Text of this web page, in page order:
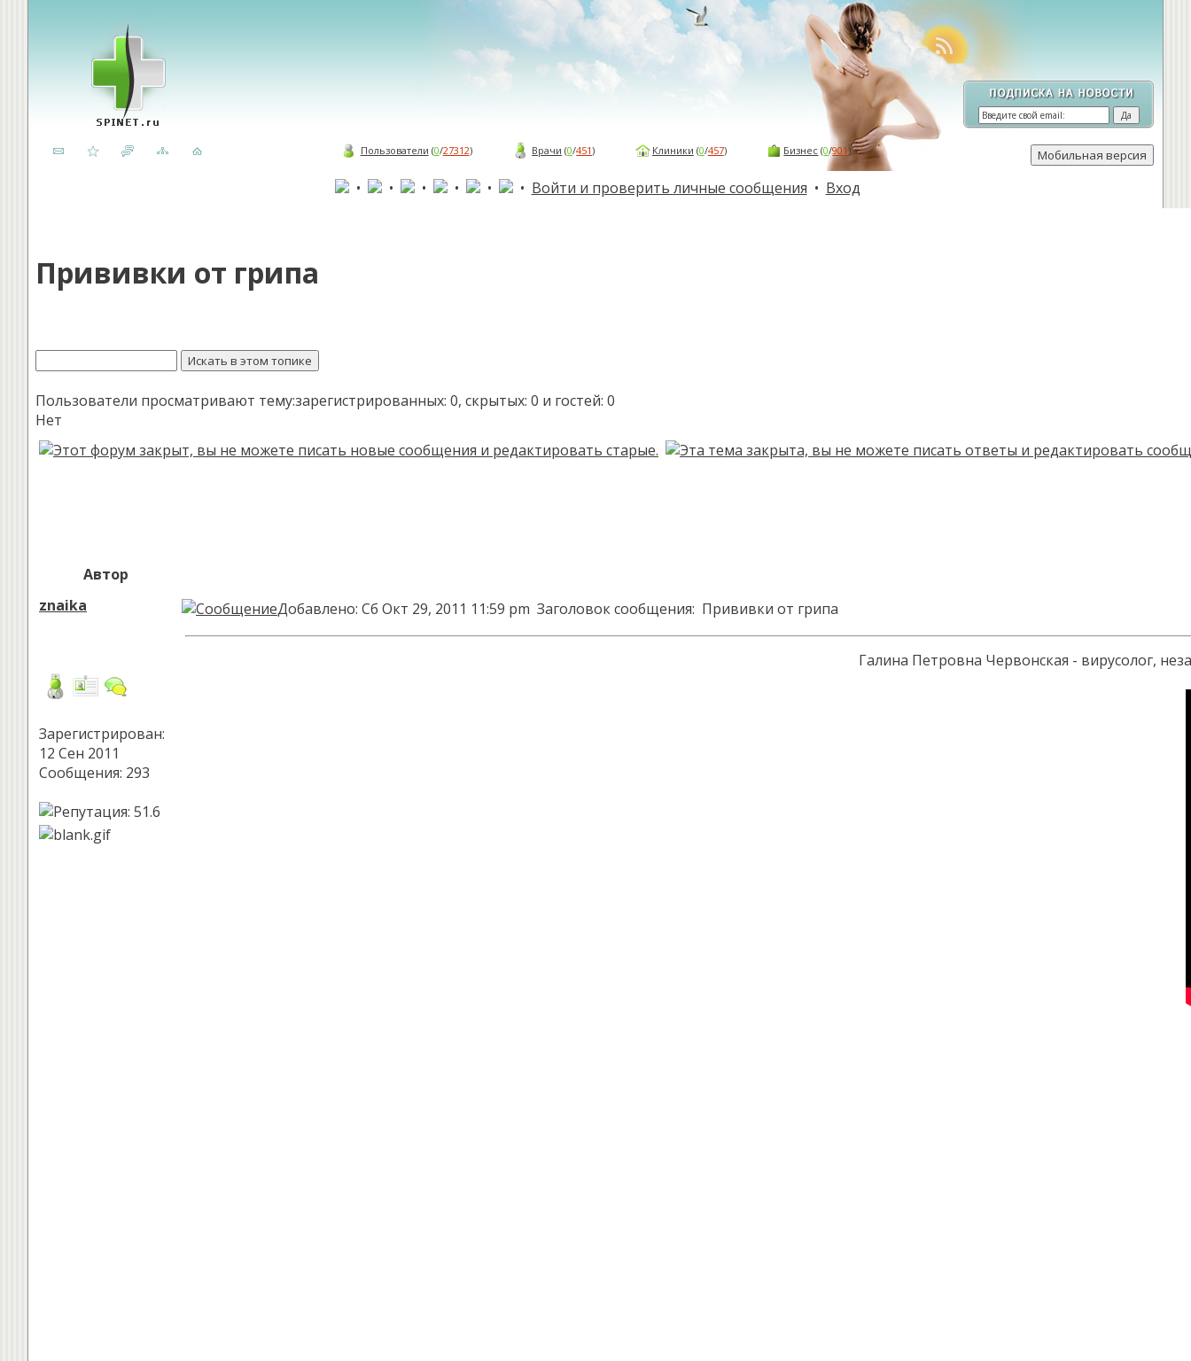
Пользователи (0/27312) Врачи (0/451) Клиники (0/457) Бизнес (0/901)
• • • • • • Войти и проверить личные сообщения • Вход
Прививки от грипа
Пользователи просматривают тему:зарегистрированных: 0, скрытых: 0 и гостей: 0
Нет
Автор
znaika
Зарегистрирован:
12 Сен 2011
Сообщения: 293
Добавлено: Сб Окт 29, 2011 11:59 pm Заголовок сообщения: Прививки от грипа
Галина Петровна Червонская - вирусолог,